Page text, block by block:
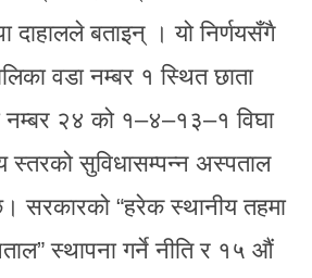
दाहालले बताइन् । यो निर्णयसँगै
वडा नम्बर १ स्थित छाता
नम्बर २४ को १–४–१३–१ विघा
स्तरको सुविधासम्पन्न अस्पताल
सरकारको “हरेक स्थानीय तहमा
स्थापना गर्ने नीति र १५ औं